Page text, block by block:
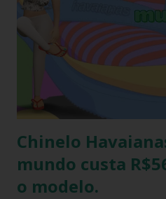
etc.. Além da diversão que a
também é uma excelente
havaianas e incorporar sua
Chinelo
mundo custa
o modelo.